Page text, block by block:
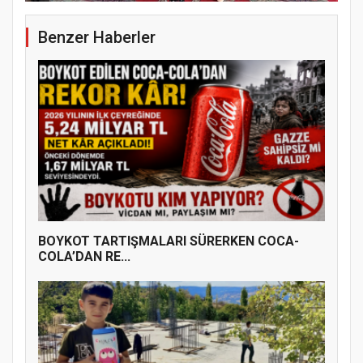
Benzer Haberler
BOYKOT TARTIŞMALARI SÜRERKEN COCA-
COLA’DAN RE...